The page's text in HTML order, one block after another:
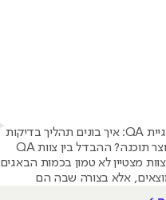
אסטרטגיית QA: איך בונים תהליך בדיקות
נכון למוצר תוכנה? ההבדל בין צוות QA
לצוות מצטיין לא טמון בכמות הבאגים
אלא בצורה שבה הם